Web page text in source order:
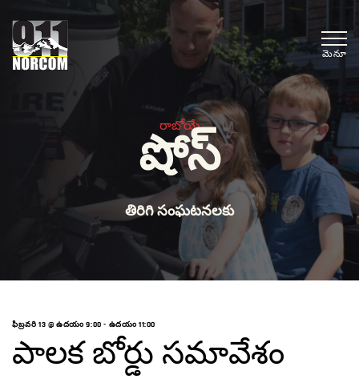
మెనూ
రాబోయే
షోస్
తిరిగి సంఘటనలకు
ఫిబ్రవరి 13 @ ఉదయం 9:00 - ఉదయం 11:00
పాలక బోర్డు సమావేశం